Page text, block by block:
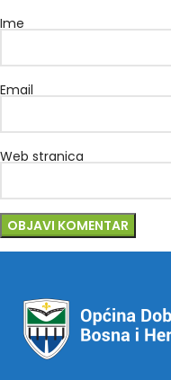
Ime
Email
Web stranica